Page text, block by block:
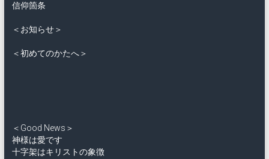
信仰箇条
＜お知らせ＞
＜初めてのかたへ＞
＜Good News＞
神様は愛です
十字架はキリストの象徴